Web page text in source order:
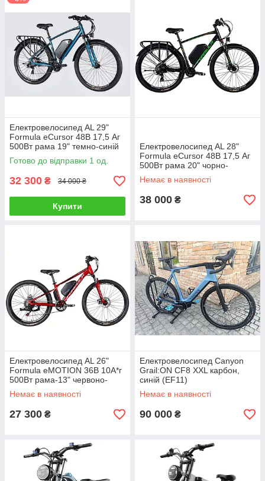
Електровелосипед AL 29"
Formula eCursor 48B 17,5 Аг
500Вт рама 19" темно-синій
(ELB-FR-29-243)
Готово до відправки 1 од.
32 300 ₴ 34 000 ₴
Купити
Електровелосипед AL 28"
Formula eCursor 48B 17,5 Аг
500Вт рама 20" чорно-
зелений (ELB-FR-28-022)
Немає в наявності
38 000 ₴
Електровелосипед AL 26"
Formula eMOTION 36B 10А*г
500Вт рама-13" червоно-
сріблястий (ELB-FR-26-153)
Немає в наявності
27 300 ₴
Електровелосипед Canyon
Grail:ON CF8 XXL карбон,
синій (EF11)
Немає в наявності
90 000 ₴